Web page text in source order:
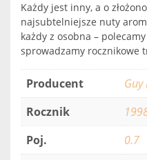
Każdy jest inny, a o
najsubtelniejsze nuty
każdy z osobna –
sprowadzamy rocznikowe
Producent
Guy
Rocznik
Poj.
0.7